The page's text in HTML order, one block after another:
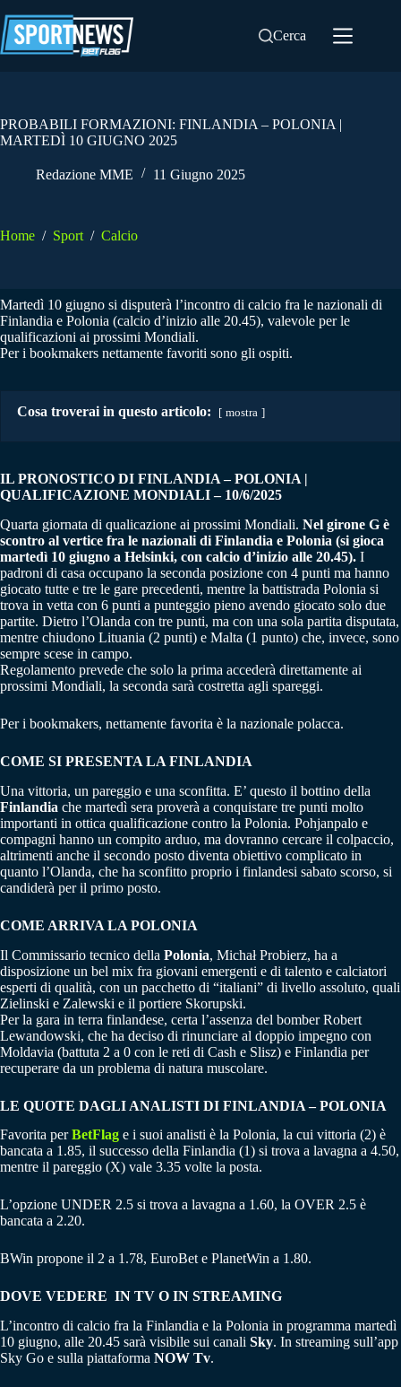
al
contenuto
Cerca
PROBABILI FORMAZIONI: FINLANDIA – POLONIA |
MARTEDÌ 10 GIUGNO 2025
Redazione MME 11 Giugno 2025
Home / Sport / Calcio
Martedì 10 giugno si disputerà l’incontro di calcio fra le nazionali di
Finlandia e Polonia (calcio d’inizio alle 20.45), valevole per le
qualificazioni ai prossimi Mondiali.
Per i bookmakers nettamente favoriti sono gli ospiti.
Cosa troverai in questo articolo: mostra
IL PRONOSTICO DI FINLANDIA – POLONIA |
QUALIFICAZIONE MONDIALI – 10/6/2025
Quarta giornata di qualicazione ai prossimi Mondiali. Nel girone G è
scontro al vertice fra le nazionali di Finlandia e Polonia (si gioca
martedì 10 giugno a Helsinki, con calcio d’inizio alle 20.45). I
padroni di casa occupano la seconda posizione con 4 punti ma hanno
giocato tutte e tre le gare precedenti, mentre la battistrada Polonia si
trova in vetta con 6 punti a punteggio pieno avendo giocato solo due
partite. Dietro l’Olanda con tre punti, ma con una sola partita disputata,
mentre chiudono Lituania (2 punti) e Malta (1 punto) che, invece, sono
sempre scese in campo.
Regolamento prevede che solo la prima accederà direttamente ai
prossimi Mondiali, la seconda sarà costretta agli spareggi.
Per i bookmakers, nettamente favorita è la nazionale polacca.
COME SI PRESENTA LA FINLANDIA
Una vittoria, un pareggio e una sconfitta. E’ questo il bottino della
Finlandia che martedì sera proverà a conquistare tre punti molto
importanti in ottica qualificazione contro la Polonia. Pohjanpalo e
compagni hanno un compito arduo, ma dovranno cercare il colpaccio,
altrimenti anche il secondo posto diventa obiettivo complicato in
quanto l’Olanda, che ha sconfitto proprio i finlandesi sabato scorso, si
candiderà per il primo posto.
COME ARRIVA LA POLONIA
Il Commissario tecnico della Polonia, Michał Probierz, ha a
disposizione un bel mix fra giovani emergenti e di talento e calciatori
esperti di qualità, con un pacchetto di “italiani” di livello assoluto, quali
Zielinski e Zalewski e il portiere Skorupski.
Per la gara in terra finlandese, certa l’assenza del bomber Robert
Lewandowski, che ha deciso di rinunciare al doppio impegno con
Moldavia (battuta 2 a 0 con le reti di Cash e Slisz) e Finlandia per
recuperare da un problema di natura muscolare.
LE QUOTE DAGLI ANALISTI DI FINLANDIA –POLONIA
Favorita perBetFlag e i suoi analisti è la Polonia, la cui vittoria (2) è
bancata a 1.85, il successo della Finlandia (1) si trova a lavagna a 4.50,
mentre il pareggio (X) vale 3.35 volte la posta.
L’opzione UNDER 2.5 si trova a lavagna a 1.60, la OVER 2.5 è
bancata a 2.20.
BWin propone il 2 a 1.78, EuroBet e PlanetWin a 1.80.
DOVE VEDERE IN TV O IN STREAMING
L’incontro di calcio fra la Finlandia e la Polonia in programma martedì
10 giugno, alle 20.45 sarà visibile sui canali Sky. In streaming sull’app
Sky Go e sulla piattaforma NOW Tv.